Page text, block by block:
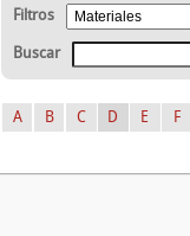
Filtros
Buscar
A B C D E F